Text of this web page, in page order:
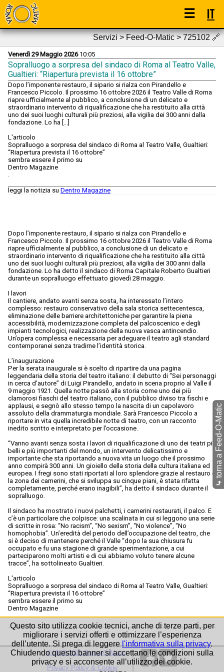
☰ IT
Servizi > Feed-O-Matic > 725102🔗
Venerdì 29 Maggio 202610:05
Sopralluogo a sorpresa del sindaco di Roma al Teatro Valle,
Gualtieri: “Riapertura prevista il 16 ottobre”
Dopo l’imponente restauro, il sipario si rialza con Pirandello e
Francesco Piccolo. Il prossimo 16 ottobre 2026 il Teatro Valle di Roma
riapre ufficialmente al pubblico, a conclusione di un delicato e
straordinario intervento di riqualificazione che ha restituito alla città
uno dei suoi luoghi culturali più preziosi, alla vigilia dei 300 anni dalla
fondazione. Lo ha […]
L'articolo
Sopralluogo a sorpresa del sindaco di Roma al Teatro Valle, Gualtieri:
“Riapertura prevista il 16 ottobre”
sembra essere il primo su
Dentro Magazine
.
leggi la notizia su Dentro Magazine
Dopo l’imponente restauro, il sipario si rialza con Pirandello e
Francesco Piccolo. Il prossimo 16 ottobre 2026 il Teatro Valle di Roma
riapre ufficialmente al pubblico, a conclusione di un delicato e
straordinario intervento di riqualificazione che ha restituito alla città
uno dei suoi luoghi culturali più preziosi, alla vigilia dei 300 anni dalla
fondazione. Lo ha detto il sindaco di Roma Capitale Roberto Gualtieri
durante un sopralluogo effettuato giovedì 28 maggio.
I lavori
Il cantiere, andato avanti senza sosta, ha interessato l’intero
complesso: restauro conservativo della sala storica settecentesca,
eliminazione delle barriere architettoniche per garantire la piena
accessibilità, modernizzazione completa del palcoscenico e degli
impianti tecnologici, realizzazione della nuova vasca antincendio.
Un’opera complessa e necessaria per adeguare il teatro agli standard
contemporanei senza tradirne l’identità storica.
L’inaugurazione
Per la serata inaugurale si è scelto di ripartire da una pagina
leggendaria della storia del teatro italiano: il debutto di “Sei personaggi
in cerca d’autore” di Luigi Pirandello, andato in scena proprio al Valle il
9 maggio 1921. Quella notte passò alla storia come uno dei più
clamorosi fiaschi del teatro italiano, con il pubblico diviso tra fischi e
applausi, e segnò allo stesso tempo la nascita di un capolavoro
assoluto della drammaturgia mondiale. Sarà Francesco Piccolo a
riportare in vita quella incredibile notte di teatro, con un racconto
inedito scritto e interpretato per l’occasione.
“Vanno avanti senza sosta i lavori di riqualificazione di uno dei teatri più
belli e più importanti del mondo, un intervento delicatissimo e
importante che sta riportando a nuova vita un luogo che il prossimo
anno compirà 300 anni. Un gioiello della storia della cultura italiana ed
europea. I fregi sono stati riportati al loro splendore grazie al restauro e
la zona dei camerini, che si sviluppa su cinque piani, è stata rifatta
completamente, perché erano inagibili”, ha detto il sindaco durante il
sopralluogo.
Il sindaco ha mostrato i nuovi palchetti, i camerini restaurati, il palco. E
c’è un particolare che colpisce: una scalinata in cui si leggono una serie
di scritte in rosa: “No racism”, “No sexism”, “No violence”, “No
homophobia”. Un’eredità del periodo dell’occupazione del teatro, che
si è deciso di mantenere perché il Valle “dopo la sua chiusura fu
occupato e fu una stagione di grande sperimentazione, a cui
parteciparono molti artisti e di cui abbiamo voluto tenere alcune
tracce”, ha sottolineato Gualtieri.
L'articolo
Sopralluogo a sorpresa del sindaco di Roma al Teatro Valle, Gualtieri:
“Riapertura prevista il 16 ottobre”
sembra essere il primo su
Dentro Magazine
.
⤷
torna a Feed-O-Matic
©1999-2026 Roma-O-Matic
Privacy Policy & Cookie
Questo sito utilizza cookie tecnici, anche di terze parti, per
migliorare i servizi offerti e ottimizzare l’esperienza
dell’utente. Si prega di leggerel'informativa sulla privacy.
Chiudendo questo banner si accettano le condizioni sulla
privacy e si acconsente all’utilizzo dei cookie.